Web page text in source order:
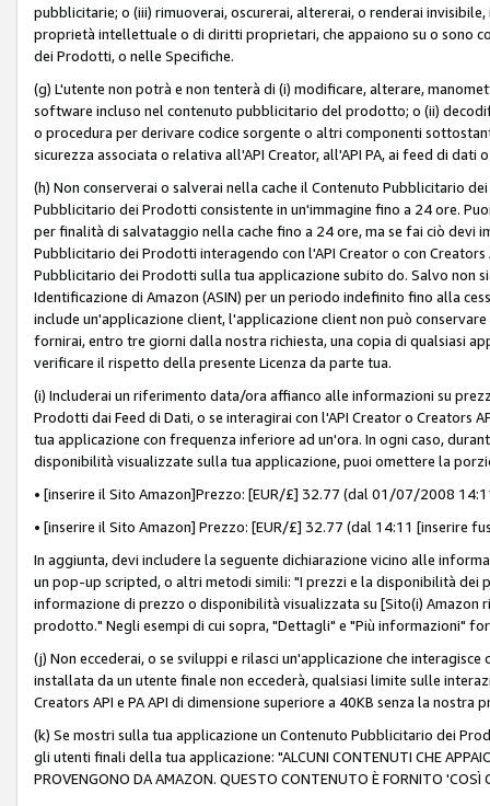
pubblicitarie; o (iii) rimuoverai, oscurerai, altererai, o renderai
proprietà intellettuale o di diritti proprietari, che appaiono su o sono
dei Prodotti, o nelle Specifiche.
(g) L'utente non potrà e non tenterà di (i) modificare, alterare,
software incluso nel contenuto pubblicitario del prodotto; o (ii)
o procedura per derivare codice sorgente o altri componenti
sicurezza associata o relativa all'API Creator, all'API PA, ai feed di
(h) Non conserverai o salverai nella cache il Contenuto Pubblicitario
Pubblicitario dei Prodotti consistente in un'immagine fino a 24 ore.
per finalità di salvataggio nella cache fino a 24 ore, ma se fai ciò
Pubblicitario dei Prodotti interagendo con l'API Creator o con
Pubblicitario dei Prodotti sulla tua applicazione subito do. Salvo non
Identificazione di Amazon (ASIN) per un periodo indefinito fino alla
include un'applicazione client, l'applicazione client non può
fornirai, entro tre giorni dalla nostra richiesta, una copia di qualsiasi
verificare il rispetto della presente Licenza da parte tua.
(i) Includerai un riferimento data/ora affianco alle informazioni su
Prodotti dai Feed di Dati, o se interagirai con l'API Creator o Creators
tua applicazione con frequenza inferiore ad un'ora. In ogni caso,
disponibilità visualizzate sulla tua applicazione, puoi omettere la
• [inserire il Sito Amazon]Prezzo: [EUR/£] 32.77 (dal 01/07/2008
• [inserire il Sito Amazon] Prezzo: [EUR/£] 32.77 (dal 14:11 [inserire
In aggiunta, devi includere la seguente dichiarazione vicino alle
un pop-up scripted, o altri metodi simili: "I prezzi e la disponibilità
informazione di prezzo o disponibilità visualizzata su [Sito(i)
prodotto." Negli esempi di cui sopra, "Dettagli" e "Più informazioni"
(j) Non eccederai, o se sviluppi e rilasci un'applicazione che interagisce
installata da un utente finale non eccederà, qualsiasi limite sulle
Creators API e PA API di dimensione superiore a 40KB senza la nostra
(k) Se mostri sulla tua applicazione un Contenuto Pubblicitario dei
gli utenti finali della tua applicazione: "ALCUNI CONTENUTI CHE
PROVENGONO DA AMAZON. QUESTO CONTENUTO È FORNITO